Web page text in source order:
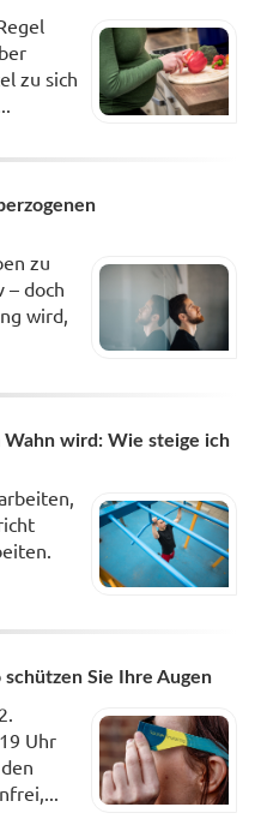
zu sich
zu
– doch
wird,
wird: Wie steige ich
Sie Ihre Augen
Uhr